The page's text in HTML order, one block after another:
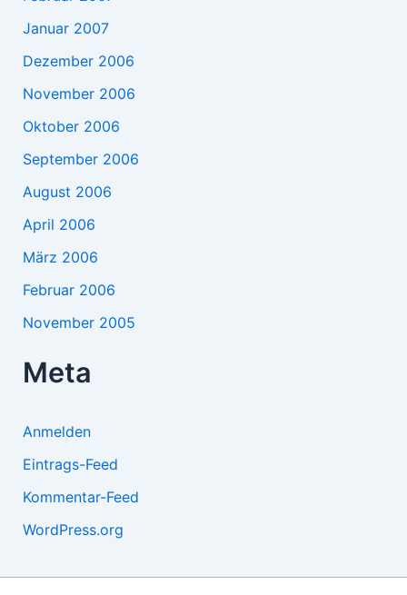
Januar 2007
Dezember 2006
November 2006
Oktober 2006
September 2006
August 2006
April 2006
März 2006
Februar 2006
November 2005
Meta
Anmelden
Eintrags-Feed
Kommentar-Feed
WordPress.org